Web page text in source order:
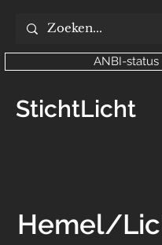
ANBI-status
StichtLicht
Hemel/